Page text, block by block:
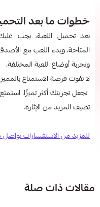
خطوات ما بعد
بعد تحميل اللعبة، يجب
المتاحة، وبدء اللعب مع
وتجربة أوضاع اللعبة المختلفة.
لا تفوت فرصة الاستمتاع
تجعل تجربتك أكثر تميزًا.
تضيف المزيد من الإثارة.
للمزيد من الاستفسارات تواصل
مقالات ذات صلة